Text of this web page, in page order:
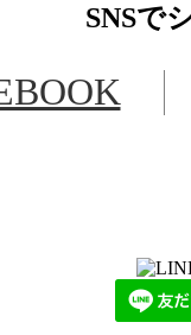
SNSで